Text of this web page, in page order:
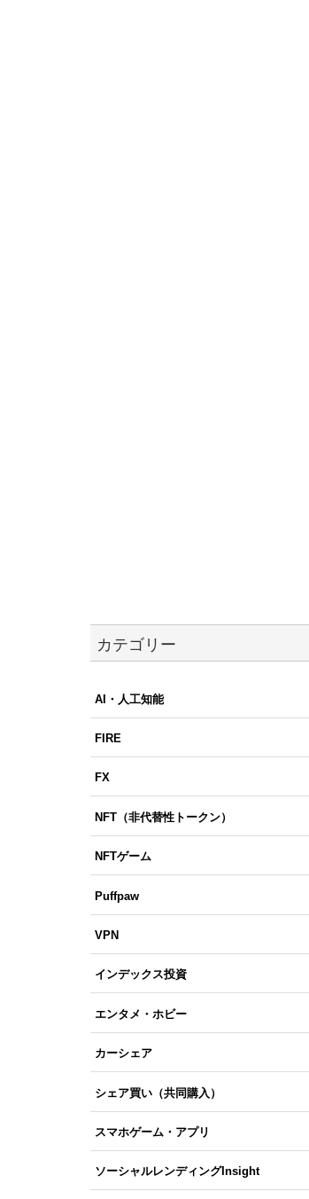
カテゴリー
AI・人工知能
FIRE
FX
NFT（非代替性トークン）
NFTゲーム
Puffpaw
VPN
インデックス投資
エンタメ・ホビー
カーシェア
シェア買い（共同購入）
スマホゲーム・アプリ
ソーシャルレンディングInsight